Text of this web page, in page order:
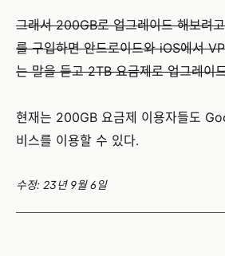
그래서 200GB로 업그레이드 해보려
를 구입하면 안드로이드와 iOS에서
는 말을 듣고 2TB 요금제로 업그레이
현재는 200GB 요금제 이용자들도
비스를 이용할 수 있다.
수정: 23년 9월 6일